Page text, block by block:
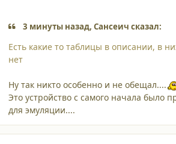
3 минуты назад, Сансеич сказал:
Есть какие то таблицы в описании, в
нет
Ну так никто особенно и не обещал....
Это устройство с самого начала было
для эмуляции....